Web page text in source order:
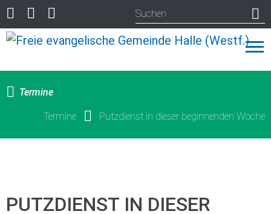
Termine
Termine Putzdienst in dieser beginnenden Woche
PUTZDIENST IN DIESER